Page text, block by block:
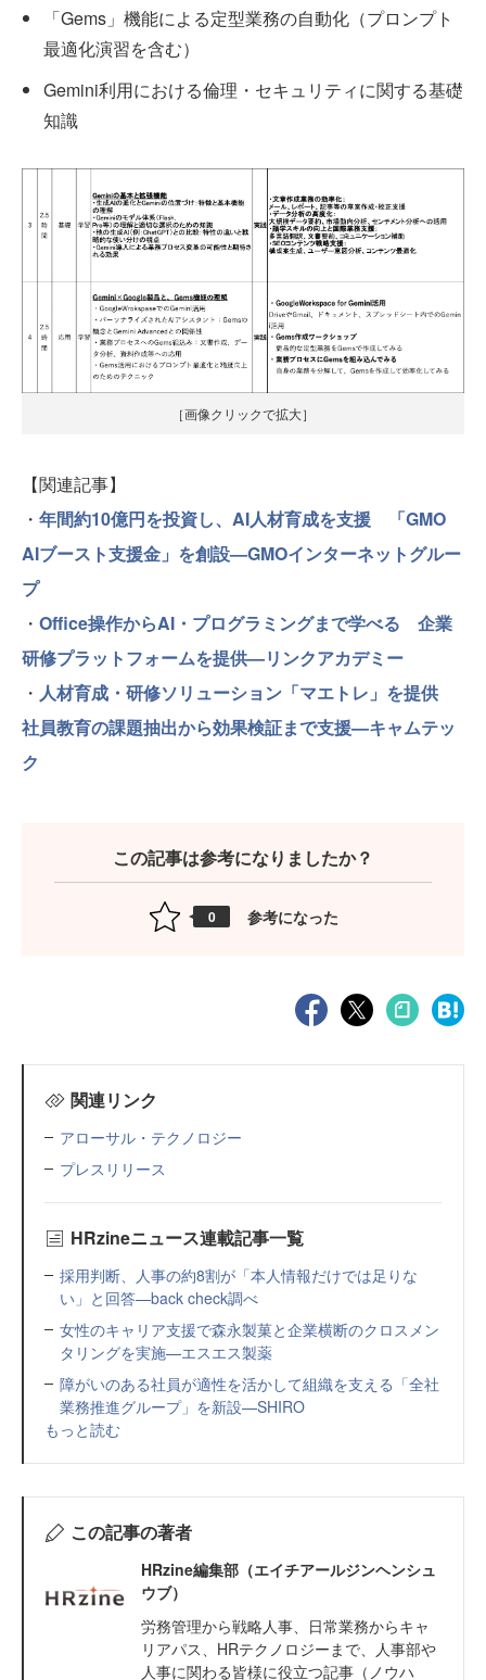
「Gems」機能による定型業務の自動化（プロンプト
最適化演習を含む）
Gemini利用における倫理・セキュリティに関する基礎
知識
［画像クリックで拡大］
【関連記事】
・ 年間約10億円を投資し、AI人材育成を支援 「GMO
AIブースト支援金」を創設—GMOインターネットグルー
プ
・ Office操作からAI・プログラミングまで学べる 企業
研修プラットフォームを提供—リンクアカデミー
・ 人材育成・研修ソリューション「マエトレ」を提供
社員教育の課題抽出から効果検証まで支援—キャムテッ
ク
この記事は参考になりましたか？
0 参考になった
関連リンク
アローサル・テクノロジー
プレスリリース
HRzineニュース連載記事一覧
採用判断、人事の約8割が「本人情報だけでは足りな
い」と回答—back check調べ
女性のキャリア支援で森永製菓と企業横断のクロスメン
タリングを実施—エスエス製薬
障がいのある社員が適性を活かして組織を支える「全社
業務推進グループ」を新設—SHIRO
もっと読む
この記事の著者
HRzine編集部（エイチアールジンヘンシュ
ウブ）
労務管理から戦略人事、日常業務からキャ
リアパス、HRテクノロジーまで、人事部や
人事に関わる皆様に役立つ記事（ノウハ